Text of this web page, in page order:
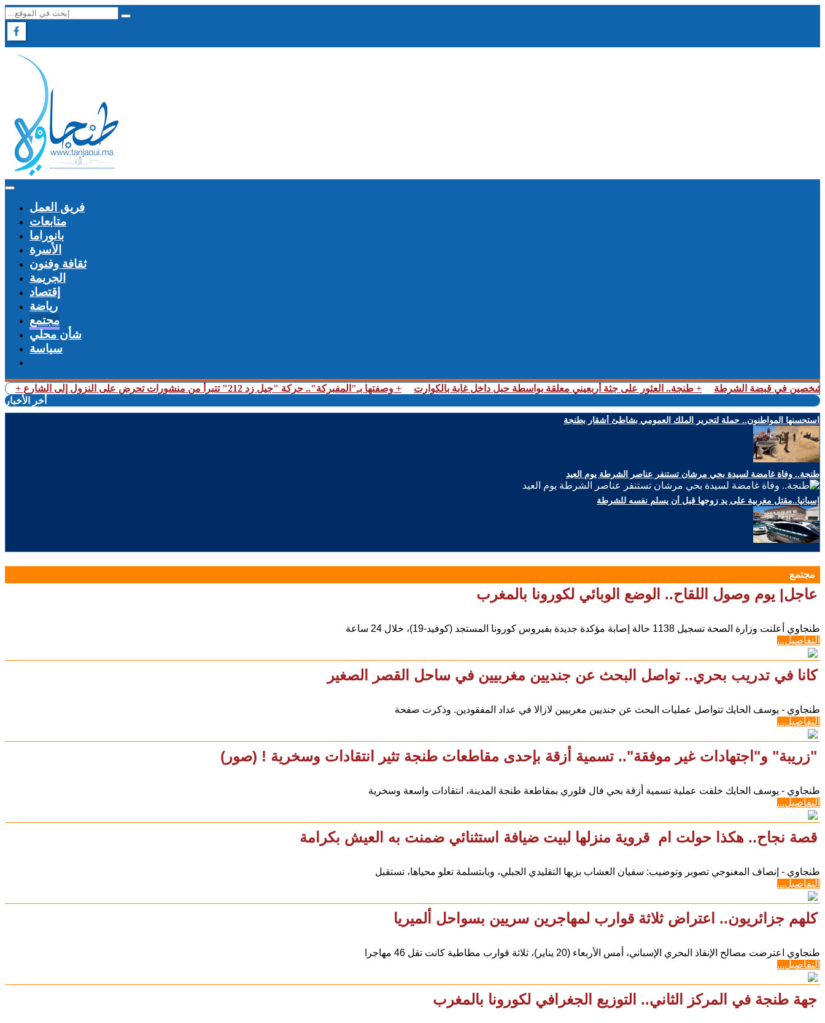
فريق العمل
متابعات
بانوراما
الأسرة
ثقافة وفنون
الجريمة
إقتصاد
رياضة
مجتمع
شأن محلي
سياسة
بشخصين في قبضة الشرطة + طنجة.. العثور على جثة أربعيني معلقة بواسطة حبل داخل غابة بالكوارت
+ وصفتها بـ"المفبركة".. حركة "جيل زد 212" تتبرأ من منشورات تحرض على النزول إلى الشارع
أخر الأخبار
استحسنها المواطنون.. حملة لتحرير الملك العمومي بشاطئ أشقار بطنجة
طنجة.. وفاة غامضة لسيدة بحي مرشان تستنفر عناصر الشرطة يوم العيد
إسبانيا..مقتل مغربية على يد زوجها قبل أن يسلم نفسه للشرطة
مجتمع
عاجل| يوم وصول اللقاح.. الوضع الوبائي لكورونا بالمغرب
طنجاوي أعلنت وزارة الصحة تسجيل 1138 حالة إصابة مؤكدة جديدة بفيروس كورونا المستجد (كوفيد-19)، خلال 24 ساعة
التفاصيل...
كانا في تدريب بحري.. تواصل البحث عن جنديين مغربيين في ساحل القصر الصغير
طنجاوي - يوسف الحايك تتواصل عمليات البحث عن جنديين مغربيين لازالا في عداد المفقودين. وذكرت صفحة
التفاصيل...
"زريبة" و"اجتهادات غير موفقة".. تسمية أزقة بإحدى مقاطعات طنجة تثير انتقادات وسخرية ! (صور)
طنجاوي - يوسف الحايك خلفت عملية تسمية أزقة بحي فال فلوري بمقاطعة طنجة المدينة، انتقادات واسعة وسخرية
التفاصيل...
قصة نجاح.. هكذا حولت ام قروية منزلها لبيت ضيافة استثنائي ضمنت به العيش بكرامة
طنجاوي - إنصاف المغنوجي تصوبر وتوضيب: سفيان العشاب بزيها التقليدي الجبلي، وبابتسلمة تعلو محياها، تستقبل
التفاصيل...
كلهم جزائريون.. اعتراض ثلاثة قوارب لمهاجرين سريين بسواحل ألميريا
طنجاوي اعترضت مصالح الإنقاذ البحري الإسباني، أمس الأربعاء (20 يناير)، ثلاثة قوارب مطاطية كانت تقل 46 مهاجرا
التفاصيل...
جهة طنجة في المركز الثاني.. التوزيع الجغرافي لكورونا بالمغرب